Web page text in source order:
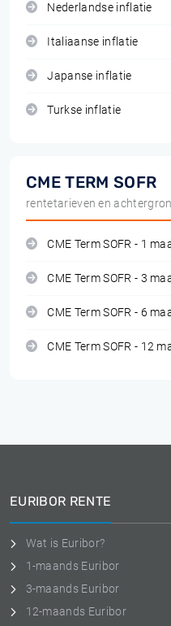
Nederlandse inflatie
Italiaanse inflatie
Japanse inflatie
Turkse inflatie
CME TERM SOFR
rentetarieven en
CME Term SOFR - 1
CME Term SOFR - 3
CME Term SOFR - 6
CME Term SOFR - 12
EURIBOR RENTE
Wat is Euribor?
1-maands Euribor
3-maands Euribor
12-maands Euribor